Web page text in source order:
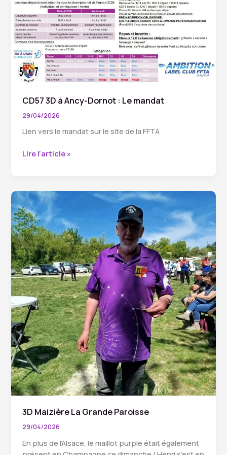
CD57 3D à Ancy-Dornot : Le mandat
29/04/2026
Lien vers le mandat sur le site de la FFTA
CD57
Dornot
:
Le
mandat
Lire l’article »
3D Maizière La Grande Paroisse
29/04/2026
En plus de l’Alsace, le maillot purple était également